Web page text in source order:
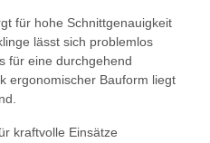
für hohe Schnittgenauigkeit
lässt sich problemlos
für eine durchgehend
ergonomischer Bauform liegt
kraftvolle Einsätze